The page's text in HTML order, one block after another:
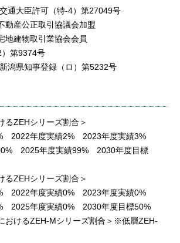
通大臣許可（特-4）第27049号
動産公正取引協議会加盟
地建物取引業協会会員
）第9374号
潟県知事登録（ロ）第5232号
るZEHシリーズ割合＞
2022年度実績2% 2023年度実績3%
2025年度実績99% 2030年度目標
るZEHシリーズ割合＞
2022年度実績0% 2023年度実績0%
2025年度実績0% 2030年度目標50%
おけるZEH-Mシリーズ割合＞※低層ZEH-